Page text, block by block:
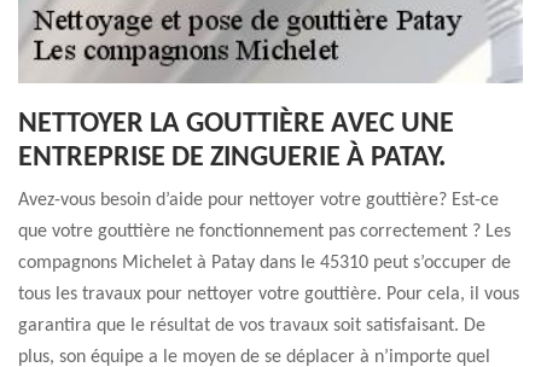
NETTOYER LA GOUTTIÈRE AVEC UNE
ENTREPRISE DE ZINGUERIE À PATAY.
Avez-vous besoin d’aide pour nettoyer votre gouttière? Est-ce
que votre gouttière ne fonctionnement pas correctement ? Les
compagnons Michelet à Patay dans le 45310 peut s’occuper de
tous les travaux pour nettoyer votre gouttière. Pour cela, il vous
garantira que le résultat de vos travaux soit satisfaisant. De
plus, son équipe a le moyen de se déplacer à n’importe quel